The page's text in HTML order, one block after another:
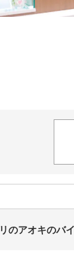
のアオキのバ